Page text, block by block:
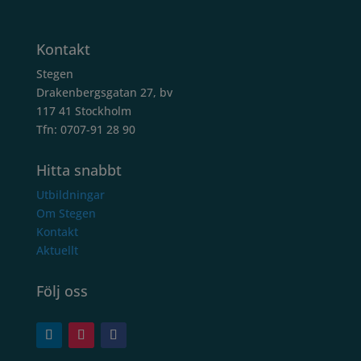
Kontakt
Stegen
Drakenbergsgatan 27, bv
117 41 Stockholm
Tfn: 0707-91 28 90
Hitta snabbt
Utbildningar
Om Stegen
Kontakt
Aktuellt
Följ oss